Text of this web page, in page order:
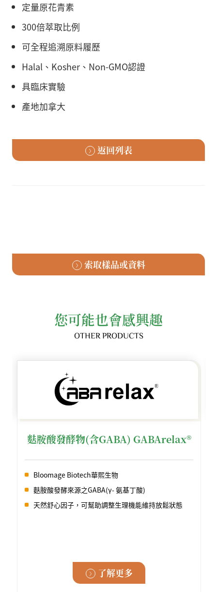
定量原花青素
300倍萃取比例
可全程追溯原料履歷
Halal、Kosher、Non-GMO認證
具臨床實驗
產地加拿大
返回列表
索取樣品或資料
您可能也會感興趣
OTHER PRODUCTS
麩胺酸發酵物(含GABA) GABArelax®
Bloomage Biotech華熙生物
麩胺酸發酵來源之GABA(γ- 氨基丁酸)
天然舒心因子，可幫助調整生理機能維持放鬆狀態
了解更多